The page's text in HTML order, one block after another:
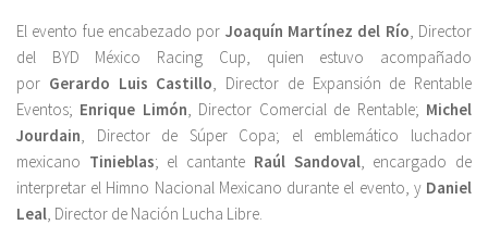
El evento fue encabezado por Joaquín Martínez del Río , Director
del BYD México Racing Cup, quien estuvo acompañado
por Gerardo Luis Castillo , Director de Expansión de Rentable
Eventos; Enrique Limón , Director Comercial de Rentable; Michel
Jourdain , Director de Súper Copa; el emblemático luchador
mexicano Tinieblas; el cantante Raúl Sandoval, encargado de
interpretar el Himno Nacional Mexicano durante el evento, y Daniel
Leal , Director de Nación Lucha Libre.